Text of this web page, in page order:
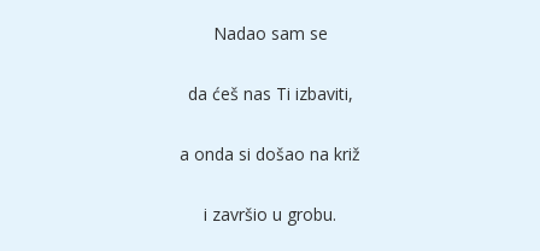
Nadao sam se
da ćeš nas Ti izbaviti,
a onda si došao na križ
i završio u grobu.